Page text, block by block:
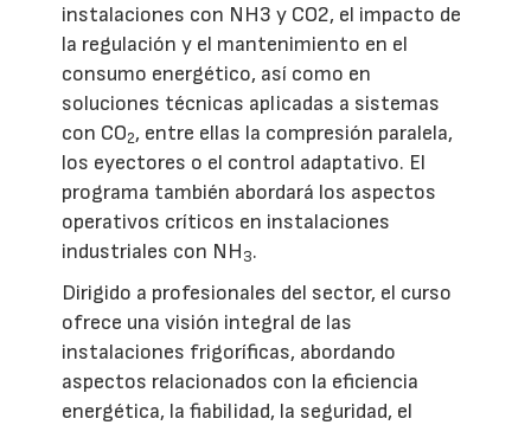
instalaciones con NH3 y CO2, el impacto de
la regulación y el mantenimiento en el
consumo energético, así como en
soluciones técnicas aplicadas a sistemas
con CO2, entre ellas la compresión paralela,
los eyectores o el control adaptativo. El
programa también abordará los aspectos
operativos críticos en instalaciones
industriales con NH3.
Dirigido a profesionales del sector, el curso
ofrece una visión integral de las
instalaciones frigoríficas, abordando
aspectos relacionados con la eficiencia
energética, la fiabilidad, la seguridad, el